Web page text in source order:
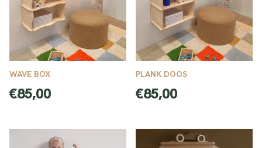
WAVE BOX
Normale
€85,00
PLANK DOOS
Normale
€85,00